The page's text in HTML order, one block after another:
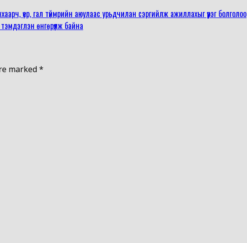
үер, гал түймрийн аюулаас урьдчилан сэргийлж ажиллахыг үүрэг болголоо
өнгөрүүлж байна
marked *